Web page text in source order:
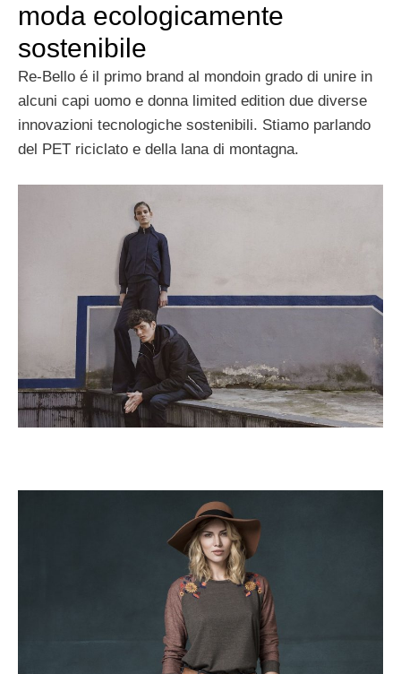
moda ecologicamente
sostenibile
Re-Bello é il primo brand al mondoin grado di unire in
alcuni capi uomo e donna limited edition due diverse
innovazioni tecnologiche sostenibili. Stiamo parlando
del PET riciclato e della lana di montagna.